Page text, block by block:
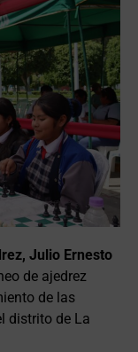
Julio Ernesto
de ajedrez
de las
distrito de La